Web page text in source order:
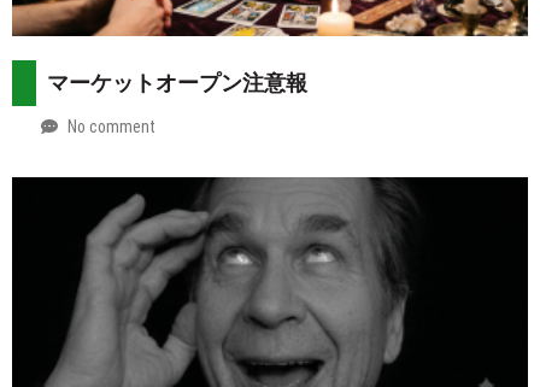
マーケットオープン注意報
by
No comment